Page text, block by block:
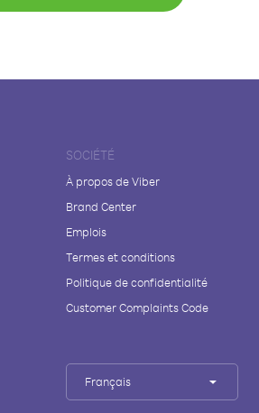
SOCIÉTÉ
À propos de Viber
Brand Center
Emplois
Termes et conditions
Politique de confidentialité
Customer Complaints Code
Français